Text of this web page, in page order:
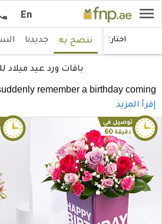
menu
En
باقات ورد عيد ميلاد
remember a birthday coming
إقرأ المزيد
اختار: ننصح يه جديدنا